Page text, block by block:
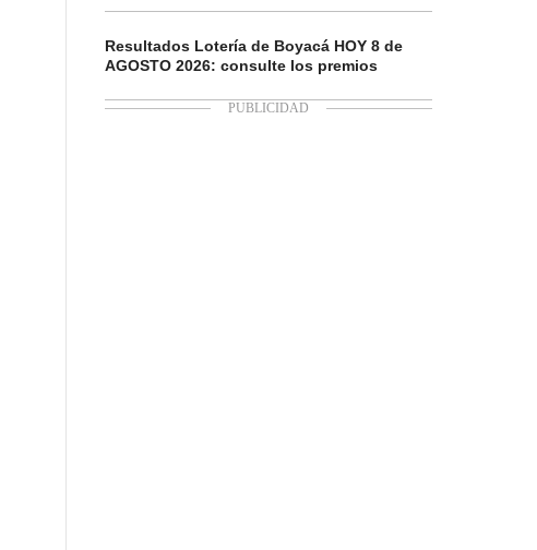
Resultados Lotería de Boyacá HOY 8 de
AGOSTO 2026: consulte los premios